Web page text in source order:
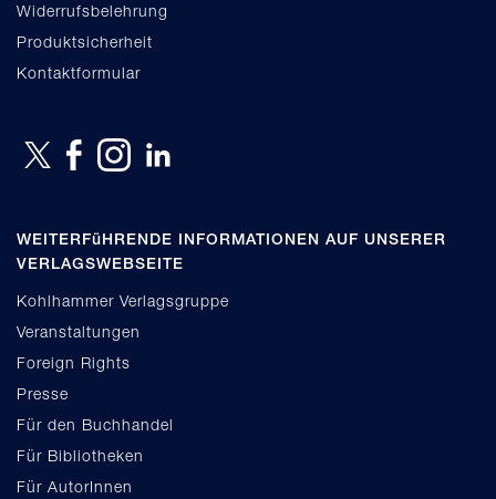
Widerrufsbelehrung
Produktsicherheit
Kontaktformular
WEITERFüHRENDE INFORMATIONEN AUF UNSERER
VERLAGSWEBSEITE
Kohlhammer Verlagsgruppe
Veranstaltungen
Foreign Rights
Presse
Für den Buchhandel
Für Bibliotheken
Für AutorInnen